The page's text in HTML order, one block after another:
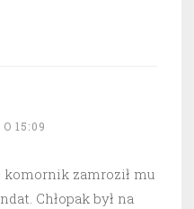
15:09
komornik zamroził mu
Chłopak był na